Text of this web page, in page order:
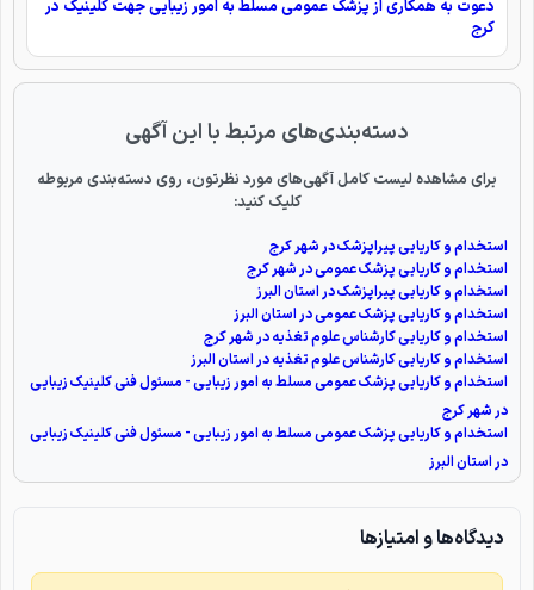
دعوت به همکاری از پزشک عمومی مسلط به امور زیبایی جهت کلینیک در
کرج
دسته‌بندی‌های مرتبط با این آگهی
برای مشاهده لیست کامل آگهی‌های مورد نظرتون، روی دسته‌بندی مربوطه
کلیک کنید:
استخدام و کاریابی پیراپزشک در شهر کرج
استخدام و کاریابی پزشک عمومی در شهر کرج
استخدام و کاریابی پیراپزشک در استان البرز
استخدام و کاریابی پزشک عمومی در استان البرز
استخدام و کاریابی کارشناس علوم تغذیه در شهر کرج
استخدام و کاریابی کارشناس علوم تغذیه در استان البرز
استخدام و کاریابی پزشک عمومی مسلط به امور زیبایی - مسئول فنی کلینیک زیبایی
در شهر کرج
استخدام و کاریابی پزشک عمومی مسلط به امور زیبایی - مسئول فنی کلینیک زیبایی
در استان البرز
دیدگاه‌ها و امتیازها